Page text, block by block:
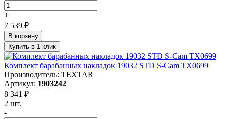
+
7 539 ₽
В корзину
Купить в 1 клик
Комплект барабанных накладок 19032 STD S-Cam TX0699
Производитель: TEXTAR
Артикул: 1903242
8 341 ₽
2 шт.
-